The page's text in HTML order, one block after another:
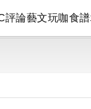
評論藝文玩咖食譜